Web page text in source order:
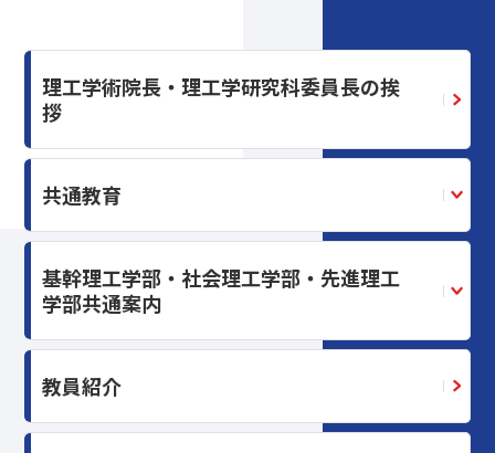
理工学術院長・理工学研究科委員長の挨
拶
共通教育
基幹理工学部・社会理工学部・先進理工
学部共通案内
教員紹介